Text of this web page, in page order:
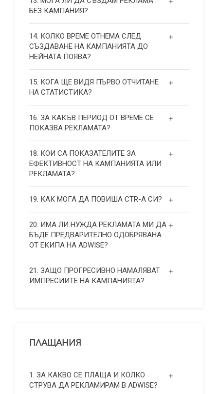
БЕЗ КАМПАНИЯ?
14. КОЛКО ВРЕМЕ ОТНЕМА СЛЕД
СЪЗДАВАНЕ НА КАМПАНИЯТА ДО
НЕЙНАТА ПОЯВА?
15. КОГА ЩЕ ВИДЯ ПЪРВО ОТЧИТАНЕ
НА СТАТИСТИКА?
16. ЗА КАКЪВ ПЕРИОД ОТ ВРЕМЕ СЕ
ПОКАЗВА РЕКЛАМАТА?
18. КОИ СА ПОКАЗАТЕЛИТЕ ЗА
ЕФЕКТИВНОСТ НА КАМПАНИЯТА ИЛИ
РЕКЛАМАТА?
19. КАК МОГА ДА ПОВИША СТR-А СИ?
20. ИМА ЛИ НУЖДА РЕКЛАМАТА МИ ДА
БЪДЕ ПРЕДВАРИТЕЛНО ОДОБРЯВАНА
ОТ ЕКИПА НА ADWISE?
21. ЗАЩО ПРОГРЕСИВНО НАМАЛЯВАТ
ИМПРЕСИИТЕ НА КАМПАНИЯТА?
ПЛАЩАНИЯ
1. ЗА КАКВО СЕ ПЛАЩА И КОЛКО
СТРУВА ДА РЕКЛАМИРАМ В ADWISE?